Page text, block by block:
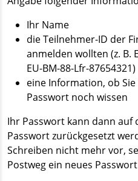
Ihr Name
die Teilnehmer-ID der
anmelden wollten (z. B.
EU-BM-88-Lfr-87654321)
eine Information, ob
Passwort noch wissen
Ihr Passwort kann dann auf
Passwort zurückgesetzt
Schreiben nicht mehr vor,
Postweg ein neues